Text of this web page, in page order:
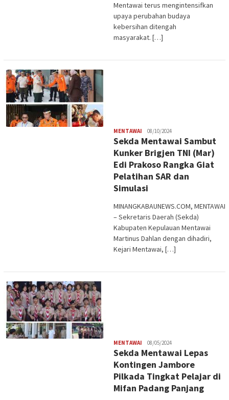
Mentawai terus mengintensifkan
upaya perubahan budaya
kebersihan ditengah
masyarakat. […]
MENTAWAI Redaksi
08/10/2024
Sekda Mentawai Sambut
Kunker Brigjen TNI (Mar)
Edi Prakoso Rangka Giat
Pelatihan SAR dan
Simulasi
MINANGKABAUNEWS.COM, MENTAWAI
– Sekretaris Daerah (Sekda)
Kabupaten Kepulauan Mentawai
Martinus Dahlan dengan dihadiri,
Kejari Mentawai, […]
MENTAWAI Redaksi
08/05/2024
Sekda Mentawai Lepas
Kontingen Jambore
Pilkada Tingkat Pelajar di
Mifan Padang Panjang